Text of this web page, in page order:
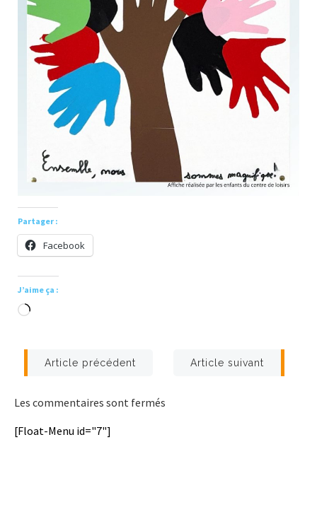
Partager :
Facebook
J’aime ça :
Chargement…
Post
navigation
Article précédent
Post
navigation
Article suivant
Les commentaires sont fermés
[Float-Menu id="7"]